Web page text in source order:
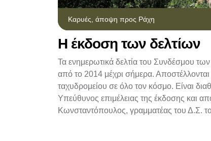
Καρυές, άποψη προς Ράχη
Η έκδοση των δελτίων
Τα ενημερωτικά δελτία του Συνδέσμου
από το 2014 μέχρι σήμερα.
ταχυδρομείου σε όλο τον κόσμο. Είναι
Υπεύθυνος επιμέλειας της έκδοσης και
Κωνσταντόπουλος, γραμματέας του Δ.Σ.